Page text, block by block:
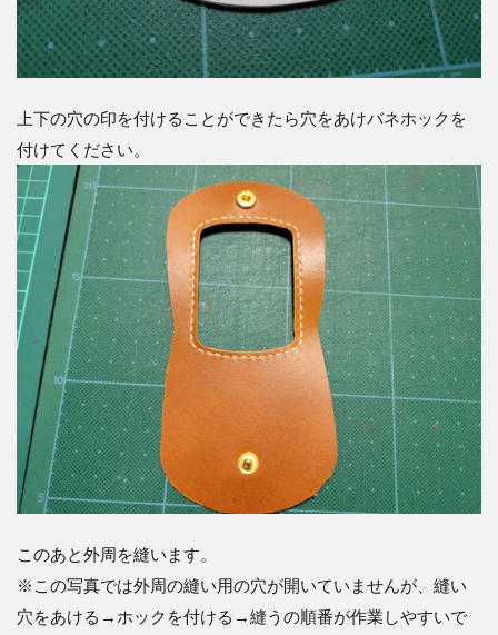
上下の穴の印を付けることができたら穴をあけバネホックを
付けてください。
このあと外周を縫います。
※この写真では外周の縫い用の穴が開いていませんが、縫い
穴をあける→ホックを付ける→縫うの順番が作業しやすいで